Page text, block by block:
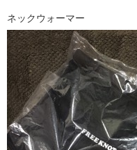
ネックウォーマー